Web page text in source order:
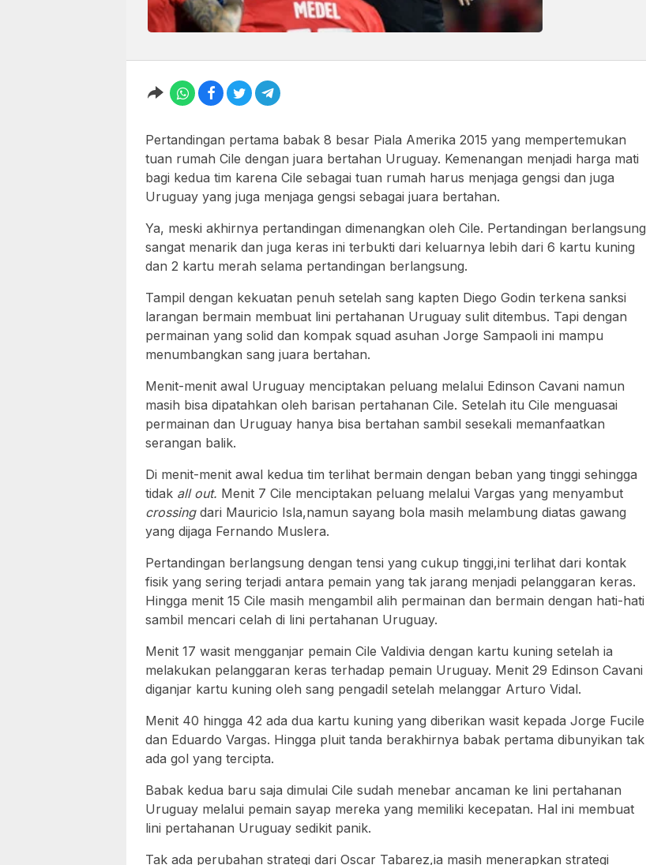
Pertandingan pertama babak 8 besar Piala Amerika 2015 yang mempertemukan
tuan rumah Cile dengan juara bertahan Uruguay. Kemenangan menjadi harga mati
bagi kedua tim karena Cile sebagai tuan rumah harus menjaga gengsi dan juga
Uruguay yang juga menjaga gengsi sebagai juara bertahan.
Ya, meski akhirnya pertandingan dimenangkan oleh Cile. Pertandingan berlangsung
sangat menarik dan juga keras ini terbukti dari keluarnya lebih dari 6 kartu kuning
dan 2 kartu merah selama pertandingan berlangsung.
Tampil dengan kekuatan penuh setelah sang kapten Diego Godin terkena sanksi
larangan bermain membuat lini pertahanan Uruguay sulit ditembus. Tapi dengan
permainan yang solid dan kompak squad asuhan Jorge Sampaoli ini mampu
menumbangkan sang juara bertahan.
Menit-menit awal Uruguay menciptakan peluang melalui Edinson Cavani namun
masih bisa dipatahkan oleh barisan pertahanan Cile. Setelah itu Cile menguasai
permainan dan Uruguay hanya bisa bertahan sambil sesekali memanfaatkan
serangan balik.
Di menit-menit awal kedua tim terlihat bermain dengan beban yang tinggi sehingga
tidak all out. Menit 7 Cile menciptakan peluang melalui Vargas yang menyambut
crossingdari Mauricio Isla,namun sayang bola masih melambung diatas gawang
yang dijaga Fernando Muslera.
Pertandingan berlangsung dengan tensi yang cukup tinggi,ini terlihat dari kontak
fisik yang sering terjadi antara pemain yang tak jarang menjadi pelanggaran keras.
Hingga menit 15 Cile masih mengambil alih permainan dan bermain dengan hati-hati
sambil mencari celah di lini pertahanan Uruguay.
Menit 17 wasit mengganjar pemain Cile Valdivia dengan kartu kuning setelah ia
melakukan pelanggaran keras terhadap pemain Uruguay. Menit 29 Edinson Cavani
diganjar kartu kuning oleh sang pengadil setelah melanggar Arturo Vidal.
Menit 40 hingga 42 ada dua kartu kuning yang diberikan wasit kepada Jorge Fucile
dan Eduardo Vargas. Hingga pluit tanda berakhirnya babak pertama dibunyikan tak
ada gol yang tercipta.
Babak kedua baru saja dimulai Cile sudah menebar ancaman ke lini pertahanan
Uruguay melalui pemain sayap mereka yang memiliki kecepatan. Hal ini membuat
lini pertahanan Uruguay sedikit panik.
Tak ada perubahan strategi dari Oscar Tabarez,ia masih menerapkan strategi